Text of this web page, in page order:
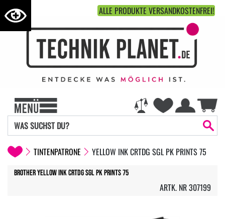
ALLE PRODUKTE VERSANDKOSTENFREI!
TINTENPATRONE YELLOW INK CRTDG SGL PK PRINTS 75
Brother Yellow ink crtdg sgl pk Prints 75
ARTK. NR 307199